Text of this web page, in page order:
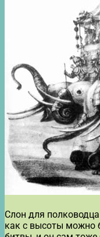
Слон для
как с высоты можно